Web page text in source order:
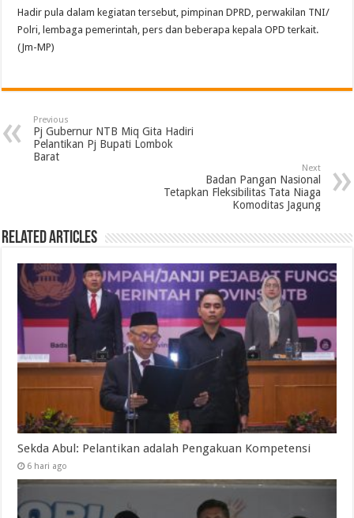
Hadir pula dalam kegiatan tersebut, pimpinan DPRD, perwakilan TNI/
Polri, lembaga pemerintah, pers dan beberapa kepala OPD terkait.
(Jm-MP)
Previous
Pj Gubernur NTB Miq Gita Hadiri
Pelantikan Pj Bupati Lombok
Barat
Next
Badan Pangan Nasional
Tetapkan Fleksibilitas Tata Niaga
Komoditas Jagung
Related Articles
Sekda Abul: Pelantikan adalah Pengakuan Kompetensi
6 hari ago